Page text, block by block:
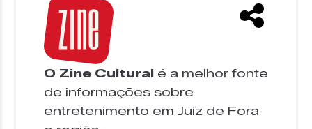
O Zine Cultural é a melhor fonte
de informações sobre
entretenimento em Juiz de Fora